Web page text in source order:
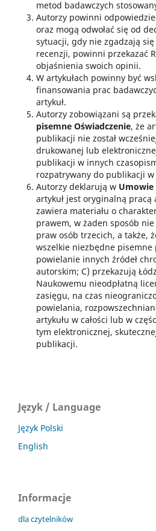
metod badawczych
Autorzy powinni
oraz mogą odwołać się od
sytuacji, gdy nie zgadzają
recenzji, powinni przekazać
objaśnienia swoich opinii.
W artykułach powinny być
finansowania prac
artykuł.
Autorzy zobowiązani są
pisemne Oświadczenie, że
publikacji nie został
drukowanej lub
publikacji w innych
rozpatrywany do publikacji
Autorzy deklarują w Umowie
artykuł jest oryginalną pracą
zawiera materiału o
prawem, w żaden sposób
praw osób trzecich, a także,
wszelkie niezbędne pisemne
powielanie innych źródeł
autorskim; C) przekazują
Naukowemu nieodpłatną
zasięgu, na czas
powielania,
artykułu w całości lub w
tym elektronicznej,
publikacji.
Język / Language
Język Polski
English
Informacje
dla czytelników